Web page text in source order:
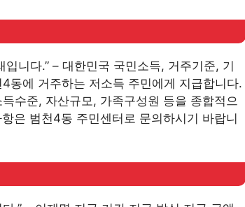
니다.” – 대한민국 국민소득, 거주기준, 기
동에 거주하는 저소득 주민에게 지급합니다.
수준, 자산규모, 가족구성원 등을 종합적으
은 범천4동 주민센터로 문의하시기 바랍니